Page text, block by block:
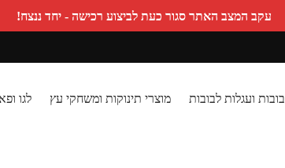
עקב המצב האתר סגור כעת לביצוע רכישה - יחד ננצח!
בובות ועגלות לבובות מוצרי תינוקות ומשחקי עץ לגו